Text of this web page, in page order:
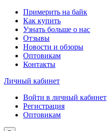
Примерить на байк
Как купить
Узнать больше о нас
Отзывы
Новости и обзоры
Оптовикам
Контакты
Личный кабинет
Войти в личный кабинет
Регистрация
Оптовикам